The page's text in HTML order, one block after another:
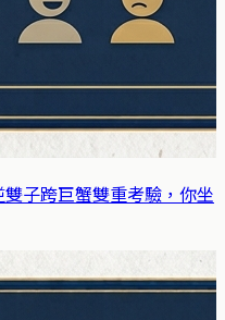
子跨巨蟹雙重考驗，你坐